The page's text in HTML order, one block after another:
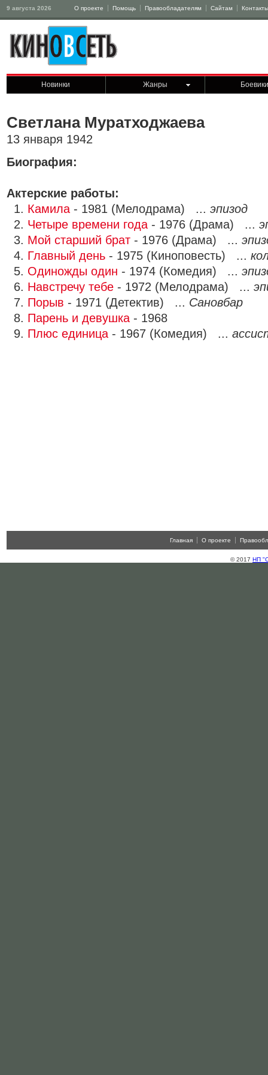
9 августа 2026 О проекте Помощь Правообладателям Сайтам Контакты
Новинки Жанры Боевики
Светлана Муратходжаева
13 января 1942
Биография:
Актерские работы:
1. Камила - 1981 (Мелодрама) ... эпизод
2. Четыре времени года - 1976 (Драма) ...
3. Мой старший брат - 1976 (Драма) ...
4. Главный день - 1975 (Киноповесть) ...
5. Одиножды один - 1974 (Комедия) ...
6. Навстречу тебе - 1972 (Мелодрама) ...
7. Порыв - 1971 (Детектив) ... Сановбар
8. Парень и девушка - 1968
9. Плюс единица - 1967 (Комедия) ...
Главная О проекте
© 2017 НП